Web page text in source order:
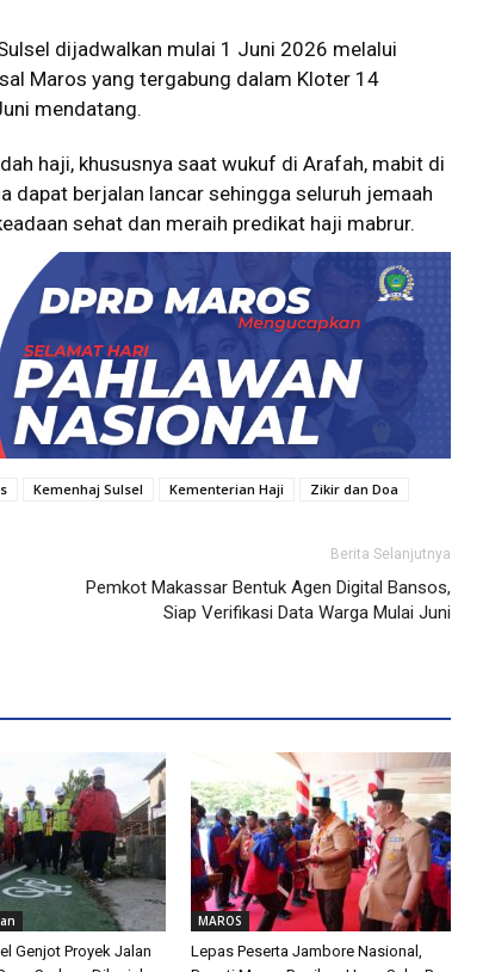
dijadwalkan mulai 1 Juni 2026 melalui
Maros yang tergabung dalam Kloter 14
mendatang.
haji, khususnya saat wukuf di Arafah, mabit di
dapat berjalan lancar sehingga seluruh jemaah
sehat dan meraih predikat haji mabrur.
Kemenhaj Sulsel Kementerian Haji Zikir dan Doa
Berita Selanjutnya
Pemkot Makassar Bentuk Agen Digital Bansos,
Siap Verifikasi Data Warga Mulai Juni
Genjot Proyek Jalan
MAROS
Lepas Peserta Jambore Nasional,